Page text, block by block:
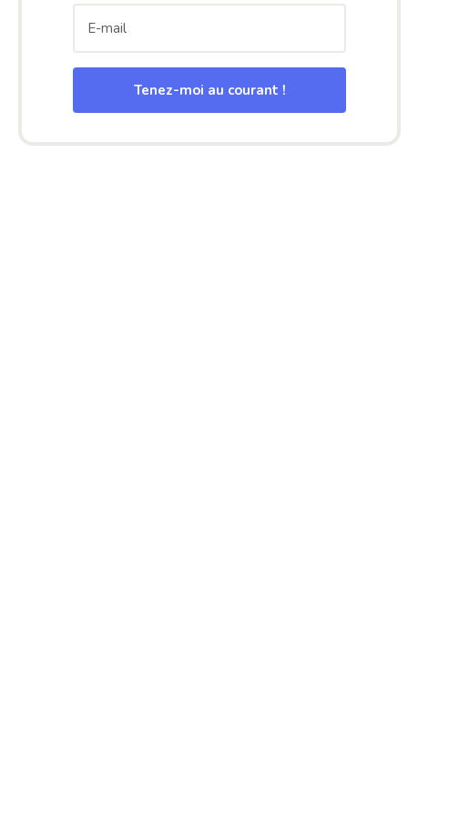
Tenez-moi au courant !